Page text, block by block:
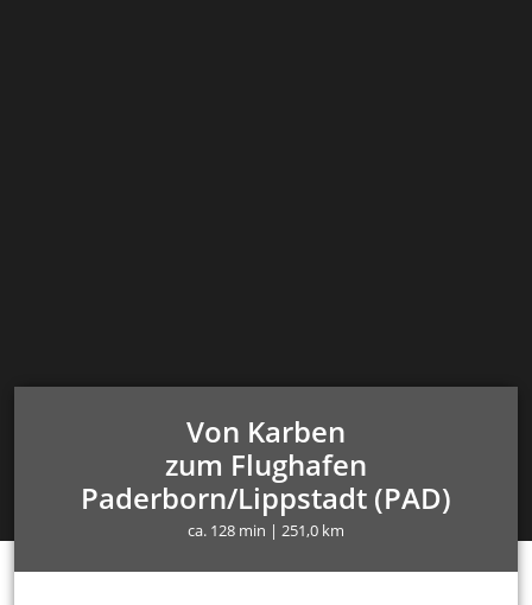
Von Karben
zum Flughafen
Paderborn/Lippstadt (PAD)
ca. 128 min | 251,0 km